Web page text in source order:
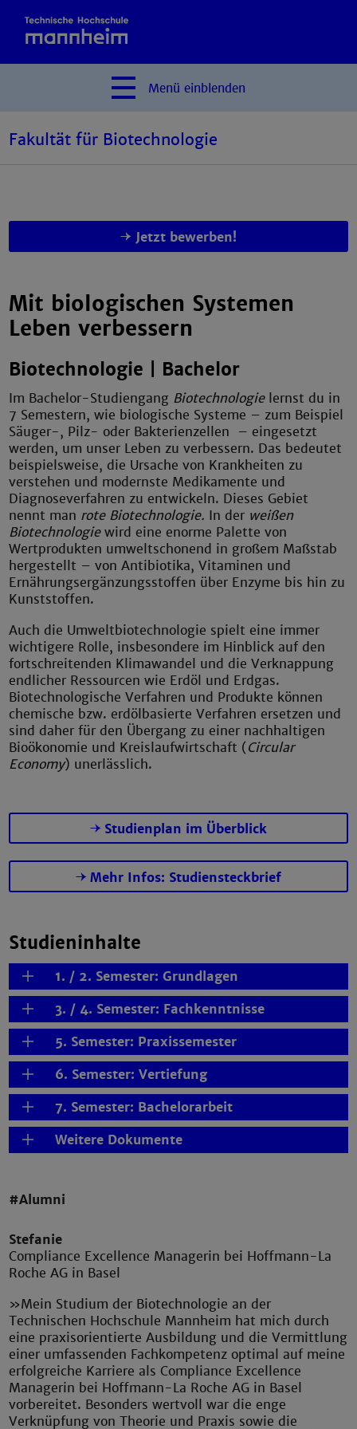
Menü einblenden
Fakultät für Biotechnologie
Jetzt bewerben!
Mit biologischen Systemen
Leben verbessern
Biotechnologie | Bachelor
Im Bachelor-Studiengang Biotechnologielernst du in
7 Semestern, wie biologische Systeme – zum Beispiel
Säuger-, Pilz- oder Bakterienzellen – eingesetzt
werden, um unser Leben zu verbessern. Das bedeutet
beispielsweise, die Ursache von Krankheiten zu
verstehen und modernste Medikamente und
Diagnoseverfahren zu entwickeln. Dieses Gebiet
nennt man rote Biotechnologie. In der weißen
Biotechnologiewird eine enorme Palette von
Wertprodukten umweltschonend in großem Maßstab
hergestellt – von Antibiotika, Vitaminen und
Ernährungsergänzungsstoffen über Enzyme bis hin zu
Kunststoffen.
Auch die Umweltbiotechnologie spielt eine immer
wichtigere Rolle, insbesondere im Hinblick auf den
fortschreitenden Klimawandel und die Verknappung
endlicher Ressourcen wie Erdöl und Erdgas.
Biotechnologische Verfahren und Produkte können
chemische bzw. erdölbasierte Verfahren ersetzen und
sind daher für den Übergang zu einer nachhaltigen
Bioökonomie und Kreislaufwirtschaft (Circular
Economy) unerlässlich.
Studienplan im Überblick
Mehr Infos: Studiensteckbrief
Studieninhalte
1. / 2. Semester: Grundlagen
3. / 4. Semester: Fachkenntnisse
5. Semester: Praxissemester
6. Semester: Vertiefung
7. Semester: Bachelorarbeit
Weitere Dokumente
#Alumni
Stefanie
Compliance Excellence Managerin bei Hoffmann-La
Roche AG in Basel
»Mein Studium der Biotechnologie an der
Technischen Hochschule Mannheim hat mich durch
eine praxisorientierte Ausbildung und die Vermittlung
einer umfassenden Fachkompetenz optimal auf meine
erfolgreiche Karriere als Compliance Excellence
Managerin bei Hoffmann-La Roche AG in Basel
vorbereitet. Besonders wertvoll war die enge
Verknüpfung von Theorie und Praxis sowie die